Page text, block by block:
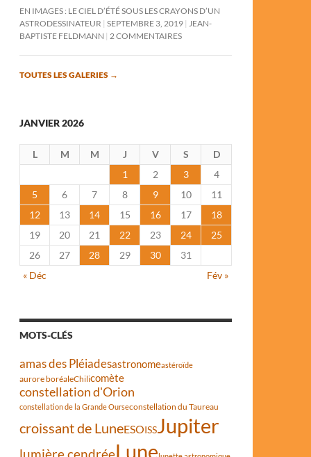
EN IMAGES : LE CIEL D’ÉTÉ SOUS LES CRAYONS D’UN
ASTRODESSINATEUR SEPTEMBRE 3, 2019
JEAN-
BAPTISTE FELDMANN
2 COMMENTAIRES
TOUTES LES GALERIES →
JANVIER 2026
L M M J V S
D
1
2 3
4
5
6 7 8 9 10
11
12
13 14 15 16 17
18
19
20 21 22 23 24
25
26
27 28 29 30
31
« Déc
Fév »
MOTS-CLÉS
amas des Pléiadesastronomeastéroïde
aurore boréaleChilicomète
constellation d'Orion
constellation de la Grande Ourseconstellation du Taureau
croissant de LuneESOISSJupiter
lumière cendréeLune